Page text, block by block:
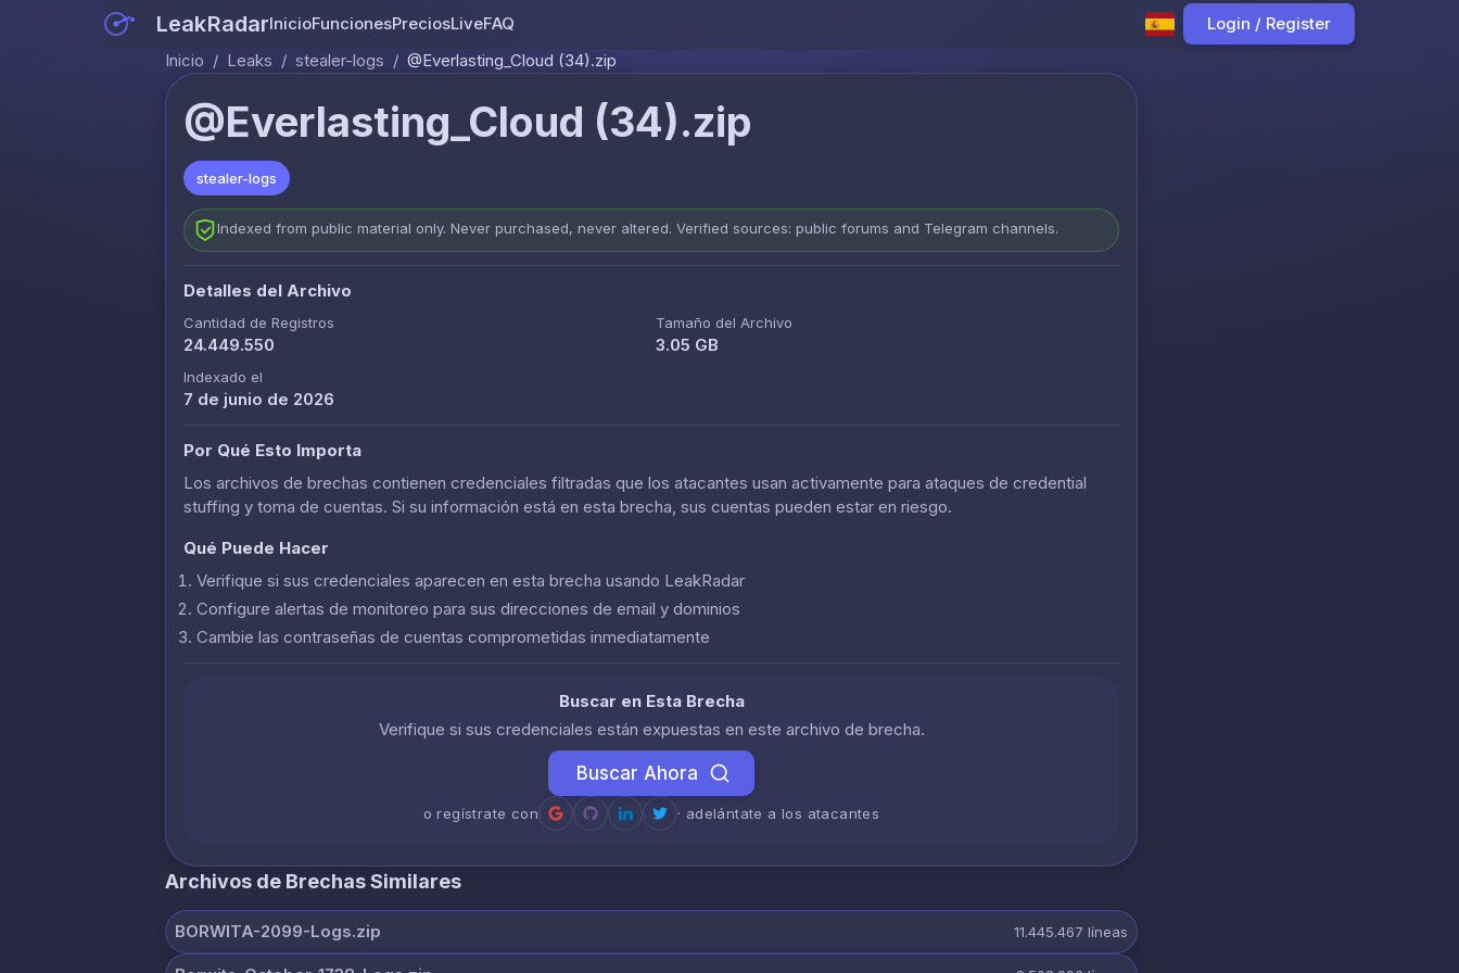
LeakRadarInicioFuncionesPreciosLiveFAQ
Login / Register
Inicio / Leaks / stealer-logs / @Everlasting_Cloud (34).zip
@Everlasting_Cloud (34).zip
stealer-logs
Indexed from public material only. Never purchased, never altered. Verified sources: public forums and Telegram channels.
Detalles del Archivo
Cantidad de Registros
24.449.550
Tamaño del Archivo
3.05 GB
Indexado el
7 de junio de 2026
Por Qué Esto Importa
Los archivos de brechas contienen credenciales filtradas que los atacantes usan activamente para ataques de credential
stuffing y toma de cuentas. Si su información está en esta brecha, sus cuentas pueden estar en riesgo.
Qué Puede Hacer
Verifique si sus credenciales aparecen en esta brecha usando LeakRadar
Configure alertas de monitoreo para sus direcciones de email y dominios
Cambie las contraseñas de cuentas comprometidas inmediatamente
Buscar en Esta Brecha
Verifique si sus credenciales están expuestas en este archivo de brecha.
Buscar Ahora
o regístrate con · adelántate a los atacantes
Archivos de Brechas Similares
BORWITA-2099-Logs.zip 11.445.467 líneas